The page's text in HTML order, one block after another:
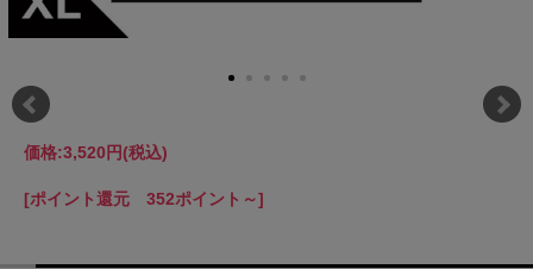
価格:3,520円(税込)
[ポイント還元 352ポイント～]